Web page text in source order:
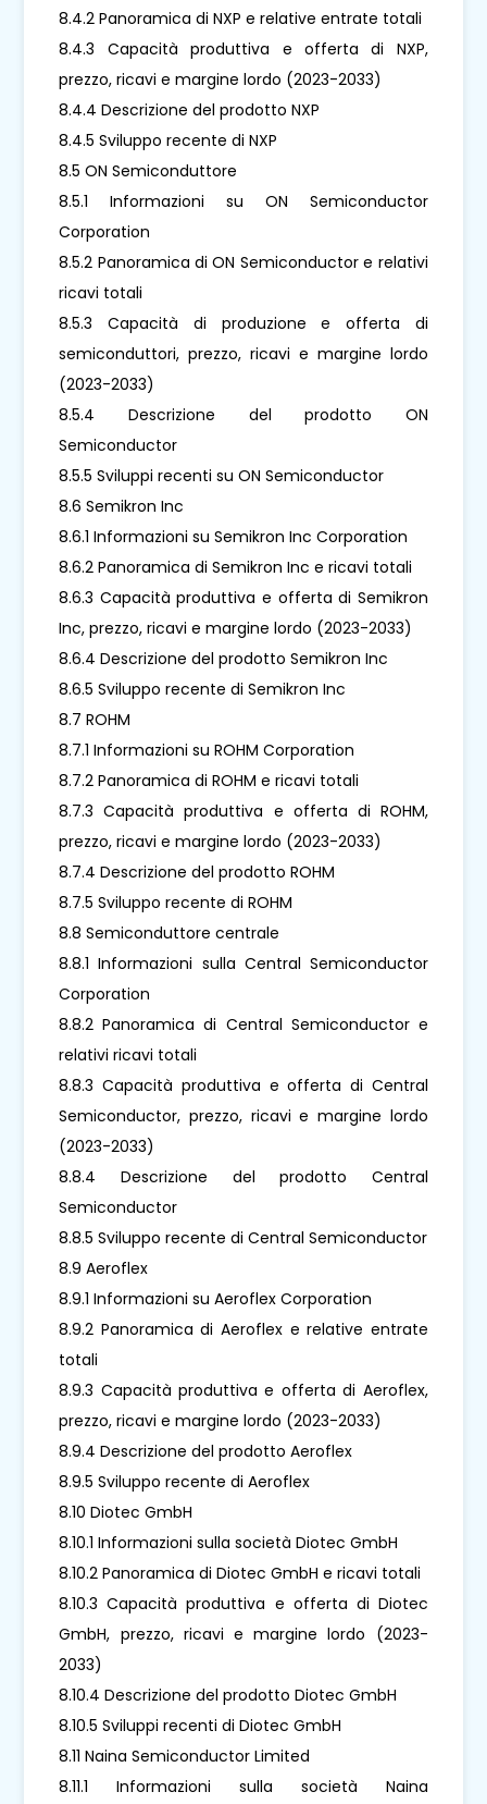
8.4.2 Panoramica di NXP e relative entrate totali
8.4.3 Capacità produttiva e offerta di NXP,
prezzo, ricavi e margine lordo (2023-2033)
8.4.4 Descrizione del prodotto NXP
8.4.5 Sviluppo recente di NXP
8.5 ON Semiconduttore
8.5.1 Informazioni su ON Semiconductor
Corporation
8.5.2 Panoramica di ON Semiconductor e relativi
ricavi totali
8.5.3 Capacità di produzione e offerta di
semiconduttori, prezzo, ricavi e margine lordo
(2023-2033)
8.5.4 Descrizione del prodotto ON
Semiconductor
8.5.5 Sviluppi recenti su ON Semiconductor
8.6 Semikron Inc
8.6.1 Informazioni su Semikron Inc Corporation
8.6.2 Panoramica di Semikron Inc e ricavi totali
8.6.3 Capacità produttiva e offerta di Semikron
Inc, prezzo, ricavi e margine lordo (2023-2033)
8.6.4 Descrizione del prodotto Semikron Inc
8.6.5 Sviluppo recente di Semikron Inc
8.7 ROHM
8.7.1 Informazioni su ROHM Corporation
8.7.2 Panoramica di ROHM e ricavi totali
8.7.3 Capacità produttiva e offerta di ROHM,
prezzo, ricavi e margine lordo (2023-2033)
8.7.4 Descrizione del prodotto ROHM
8.7.5 Sviluppo recente di ROHM
8.8 Semiconduttore centrale
8.8.1 Informazioni sulla Central Semiconductor
Corporation
8.8.2 Panoramica di Central Semiconductor e
relativi ricavi totali
8.8.3 Capacità produttiva e offerta di Central
Semiconductor, prezzo, ricavi e margine lordo
(2023-2033)
8.8.4 Descrizione del prodotto Central
Semiconductor
8.8.5 Sviluppo recente di Central Semiconductor
8.9 Aeroflex
8.9.1 Informazioni su Aeroflex Corporation
8.9.2 Panoramica di Aeroflex e relative entrate
totali
8.9.3 Capacità produttiva e offerta di Aeroflex,
prezzo, ricavi e margine lordo (2023-2033)
8.9.4 Descrizione del prodotto Aeroflex
8.9.5 Sviluppo recente di Aeroflex
8.10 Diotec GmbH
8.10.1 Informazioni sulla società Diotec GmbH
8.10.2 Panoramica di Diotec GmbH e ricavi totali
8.10.3 Capacità produttiva e offerta di Diotec
GmbH, prezzo, ricavi e margine lordo (2023-
2033)
8.10.4 Descrizione del prodotto Diotec GmbH
8.10.5 Sviluppi recenti di Diotec GmbH
8.11 Naina Semiconductor Limited
8.11.1 Informazioni sulla società Naina